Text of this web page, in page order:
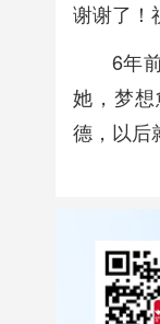
谢谢了！
6年
她，梦
德，以后